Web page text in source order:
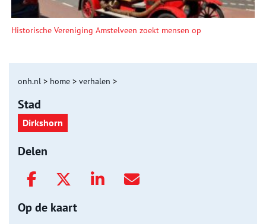
Historische Vereniging Amstelveen zoekt mensen op
onh.nl > home > verhalen >
Stad
Dirkshorn
Delen
Op de kaart